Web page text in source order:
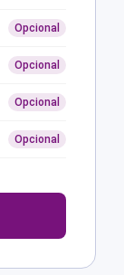
Opcional
Opcional
Opcional
Opcional